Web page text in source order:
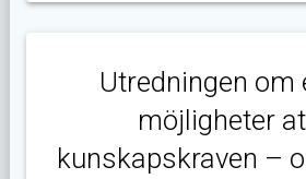
Utredningen om
möjligheter
kunskapskraven –